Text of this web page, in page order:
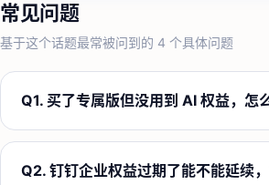
常见问题
基于这个话题最常被问到的 4 个具体问题
Q1. 买了专属版但没用到 AI 权益，怎
Q2. 钉钉企业权益过期了能不能延续